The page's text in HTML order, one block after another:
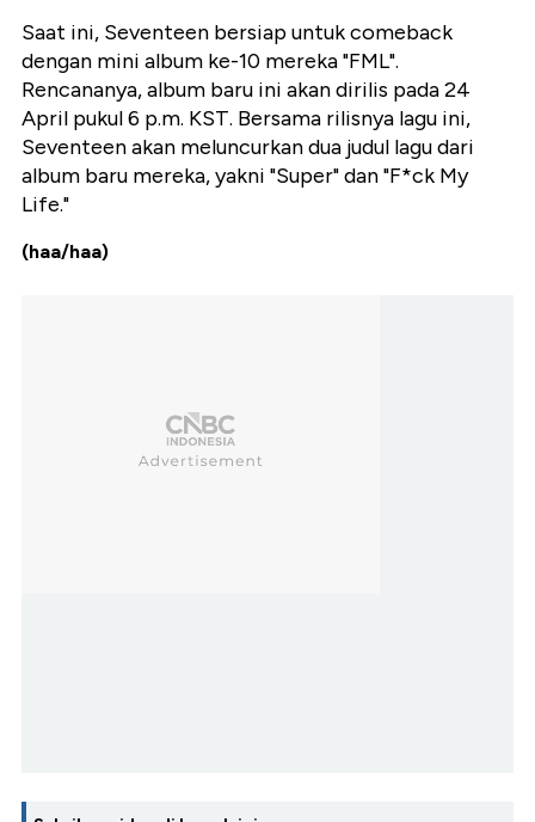
Saat ini, Seventeen bersiap untuk comeback
dengan mini album ke-10 mereka "FML".
Rencananya, album baru ini akan dirilis pada 24
April pukul 6 p.m. KST. Bersama rilisnya lagu ini,
Seventeen akan meluncurkan dua judul lagu dari
album baru mereka, yakni "Super" dan "F*ck My
Life."
(haa/haa)